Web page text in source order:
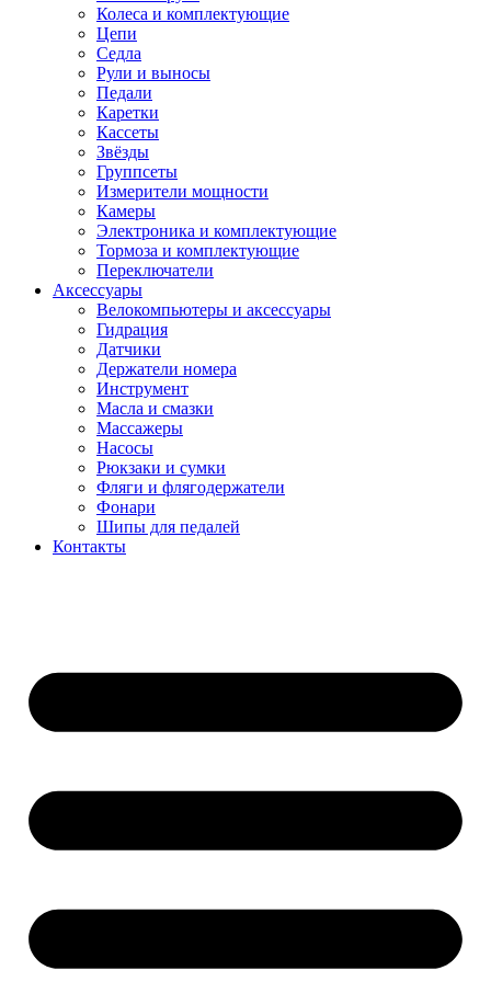
Колеса и комплектующие
Цепи
Седла
Рули и выносы
Педали
Каретки
Кассеты
Звёзды
Группсеты
Измерители мощности
Камеры
Электроника и комплектующие
Тормоза и комплектующие
Переключатели
Аксессуары
Велокомпьютеры и аксессуары
Гидрация
Датчики
Держатели номера
Инструмент
Масла и смазки
Массажеры
Насосы
Рюкзаки и сумки
Фляги и флягодержатели
Фонари
Шипы для педалей
Контакты